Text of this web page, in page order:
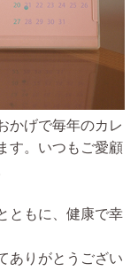
かげで毎年のカレ
す。 いつもご愛顧
ともに、健康で幸
ありがとうござい